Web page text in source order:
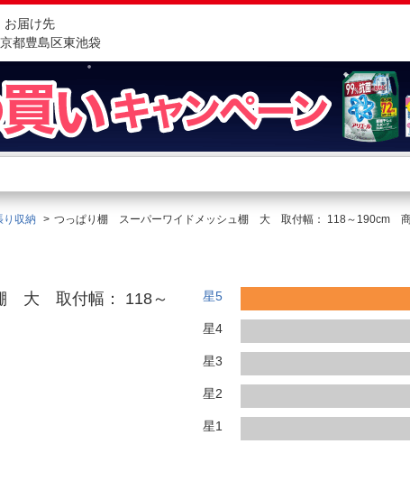
お届け先
都豊島区東池袋
さがす
グからさがす
店舗サービス
ネット取り置き
法人窓口
IR情報
り収納 つっぱり棚 スーパーワイドメッシュ棚 大 取付幅： 118～190cm 商
大 取付幅： 118～
星5
星4
星3
星2
星1